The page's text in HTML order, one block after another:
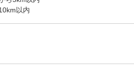
以内